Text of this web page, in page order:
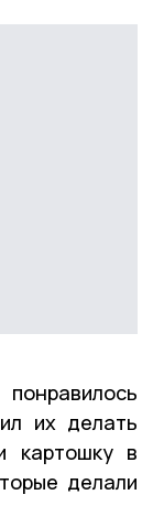
их делать
картошку в
делали